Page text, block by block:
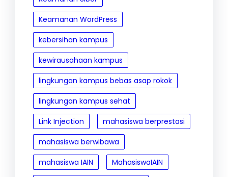
Keamanan WordPress
kebersihan kampus
kewirausahaan kampus
lingkungan kampus bebas asap rokok
lingkungan kampus sehat
Link Injection
mahasiswa berprestasi
mahasiswa berwibawa
mahasiswa IAIN
MahasiswaIAIN